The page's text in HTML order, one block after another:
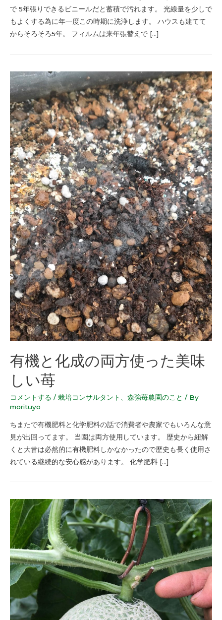
で 5年張りできるビニールだと蓄積で汚れます。 光線量を少しで
もよくする為に年一度この時期に洗浄します。 ハウスも建てて
からそろそろ5年。 フィルムは来年張替えで […]
有機と化成の両方使った美味
しい苺
コメントする / 栽培コンサルタント 森強苺農園のこと / By
morituyo
ちまたで有機肥料と化学肥料の話で消費者や農家でもいろんな意
見が出回ってます。 当園は両方使用しています。 歴史から紐解
くと大昔は必然的に有機肥料しかなかったので歴史も長く使用さ
れている継続的な安心感があります。 化学肥料 […]